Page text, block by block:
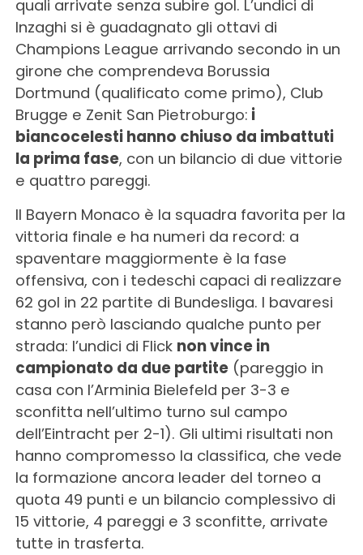
quali arrivate senza subire gol. L’undici di
Inzaghi si è guadagnato gli ottavi di
Champions League arrivando secondo in un
girone che comprendeva Borussia
Dortmund (qualificato come primo), Club
Brugge e Zenit San Pietroburgo: i
biancocelesti hanno chiuso da imbattuti
la prima fase, con un bilancio di due vittorie
e quattro pareggi.
Il Bayern Monaco è la squadra favorita per la
vittoria finale e ha numeri da record: a
spaventare maggiormente è la fase
offensiva, con i tedeschi capaci di realizzare
62 gol in 22 partite di Bundesliga. I bavaresi
stanno però lasciando qualche punto per
strada: l’undici di Flick non vince in
campionato da due partite(pareggio in
casa con l’Arminia Bielefeld per 3-3 e
sconfitta nell’ultimo turno sul campo
dell’Eintracht per 2-1). Gli ultimi risultati non
hanno compromesso la classifica, che vede
la formazione ancora leader del torneo a
quota 49 punti e un bilancio complessivo di
15 vittorie, 4 pareggi e 3 sconfitte, arrivate
tutte in trasferta.